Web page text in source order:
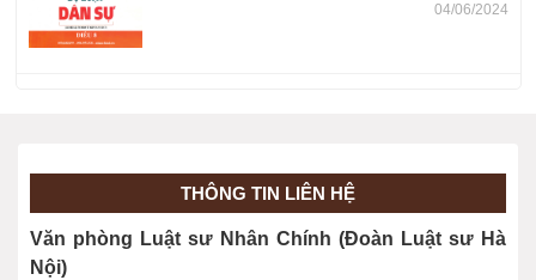
04/06/2024
Giới hạn việc thực hiện quyền dân sự
(Điều 10)
THÔNG TIN LIÊN HỆ
Văn phòng Luật sư Nhân Chính (Đoàn Luật sư Hà
Nội)